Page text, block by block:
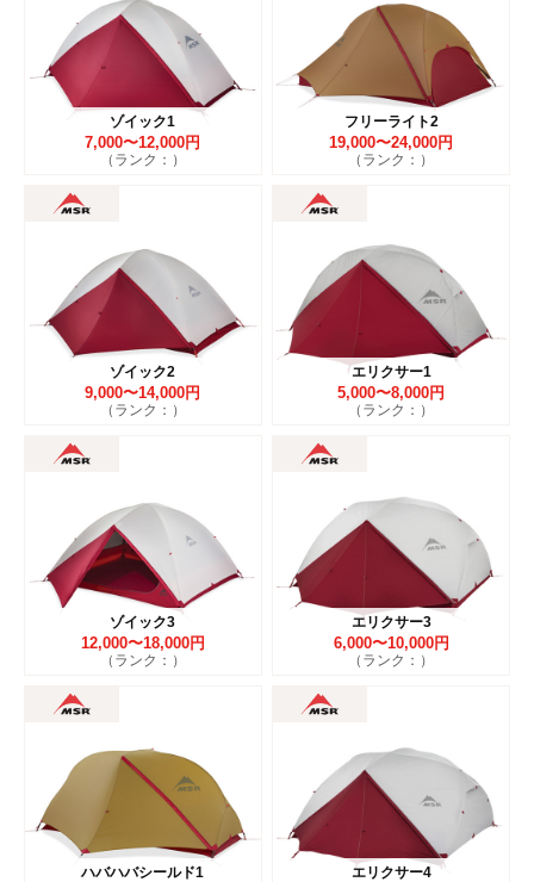
ゾイック1
7,000〜12,000円
（ランク：）
フリーライト2
19,000〜24,000円
（ランク：）
ゾイック2
9,000〜14,000円
（ランク：）
エリクサー1
5,000〜8,000円
（ランク：）
ゾイック3
12,000〜18,000円
（ランク：）
エリクサー3
6,000〜10,000円
（ランク：）
ハバハバシールド1 エリクサー4